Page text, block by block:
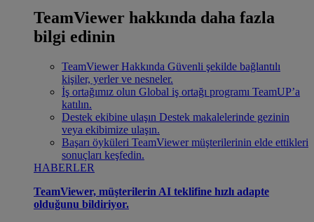
TeamViewer hakkında daha fazla
bilgi edinin
TeamViewer Hakkında Güvenli şekilde bağlantılı
kişiler, yerler ve nesneler.
İş ortağımız olun Global iş ortağı programı TeamUP’a
katılın.
Destek ekibine ulaşın Destek makalelerinde gezinin
veya ekibimize ulaşın.
Başarı öyküleri TeamViewer müşterilerinin elde ettikleri
sonuçları keşfedin.
HABERLER
TeamViewer, müşterilerin AI teklifine hızlı adapte
olduğunu bildiriyor.